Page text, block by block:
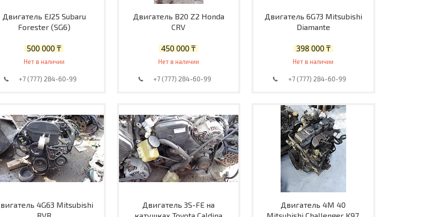
Двигатель EJ25 Subaru
Forester (SG6)
500 000 ₸
Нет в наличии
+7 (777) 284-60-99
Двигатель B20 Z2 Honda
CRV
450 000 ₸
Нет в наличии
+7 (777) 284-60-99
Двигатель 6G73 Mitsubishi
Diamante
398 000 ₸
Нет в наличии
+7 (777) 284-60-99
4G63 Mitsubishi
RVR
Двигатель 3S-FE на
катушках Toyota Caldina
Двигатель 4M 40
Mitsubishi Challenger K97.